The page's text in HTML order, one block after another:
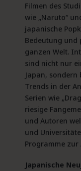
Filmen des
wie „Naruto“
japanische
Bedeutung
ganzen Welt.
sind nicht nur
Japan,
Trends in der
Serien wie
riesige
und Autoren
und
Programme zur
Japanische